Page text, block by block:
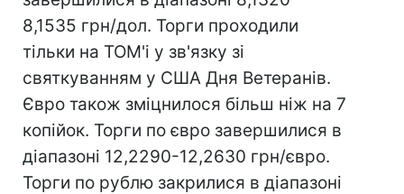
8,1535 грн/дол. Торги проходили
тільки на ТОМ'і у зв'язку зі
святкуванням у США Дня Ветеранів.
Євро також зміцнилося більш ніж на 7
копійок. Торги по євро завершилися в
діапазоні 12,2290-12,2630 грн/євро.
Торги по рублю закрилися в діапазоні